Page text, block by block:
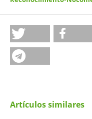
Artículos similares